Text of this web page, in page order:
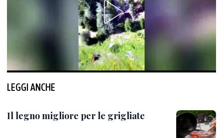
LEGGI ANCHE
Il legno migliore per le grigliate